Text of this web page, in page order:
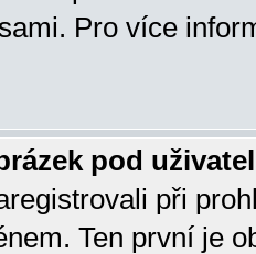
Pro více
pod
při
Ten první je